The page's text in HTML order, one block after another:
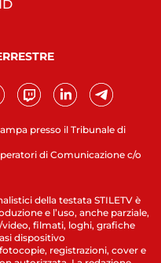
presso il Tribunale di
di Comunicazione c/o
della testata STILETV è
e l’uso, anche parziale,
filmati, loghi, grafiche
dispositivo
registrazioni, cover e